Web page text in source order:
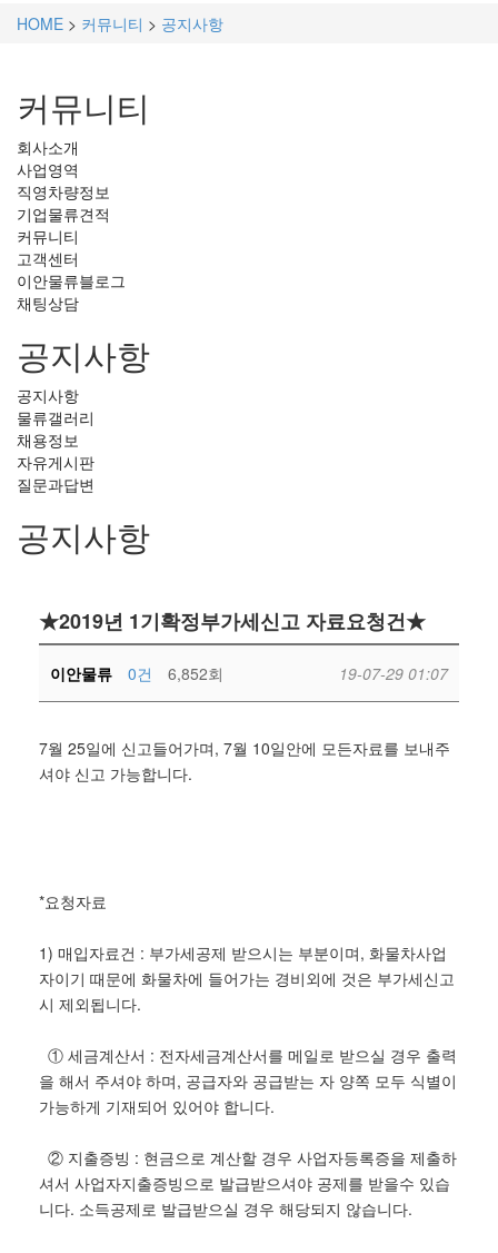
HOME > 커뮤니티 > 공지사항
커뮤니티
회사소개
사업영역
직영차량정보
기업물류견적
커뮤니티
고객센터
이안물류블로그
채팅상담
공지사항
공지사항
물류갤러리
채용정보
자유게시판
질문과답변
공지사항
★2019년 1기확정부가세신고 자료요청건★
이안물류 0건 6,852회 19-07-29 01:07
7월 25일에 신고들어가며, 7월 10일안에 모든자료를 보내주
셔야 신고 가능합니다.
*요청자료
1) 매입자료건 : 부가세공제 받으시는 부분이며, 화물차사업
자이기 때문에 화물차에 들어가는 경비외에 것은 부가세신고
시 제외됩니다.
① 세금계산서 : 전자세금계산서를 메일로 받으실 경우 출력
을 해서 주셔야 하며, 공급자와 공급받는 자 양쪽 모두 식별이
가능하게 기재되어 있어야 합니다.
② 지출증빙 : 현금으로 계산할 경우 사업자등록증을 제출하
셔서 사업자지출증빙으로 발급받으셔야 공제를 받을수 있습
니다. 소득공제로 발급받으실 경우 해당되지 않습니다.